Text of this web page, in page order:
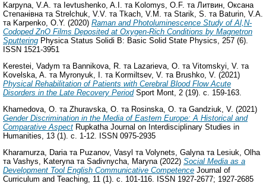
Karpyna, V.A. та Ievtushenko, A.I. та Kolomys, O.F. та Литвин, Оксана
Степанівната Strelchuk, V.V. та Tkach, V.M. та Starik, S. та Baturin, V.A.
та Karpenko, O.Y. (2020) Raman and Photoluminescence Study of Al,N‐
Codoped ZnO Films Deposited at Oxygen‐Rich Conditions by Magnetron
Sputtering Physica Status Solidi B: Basic Solid State Physics, 257 (6).
ISSN 1521-3951
Kerestei, Vadym та Bannikova, R. та Lazarieva, O. та Vitomskyi, V. та
Kovelska, A. та Myronyuk, I. та Kormiltsev, V. та Brushko, V. (2021)
Physical Rehabilitation of Patients with Cerebral Blood Flow Acute
Disorders in the Late Recovery PeriodSport Mont, 2 (19). с. 159-163.
Khamedova, O. та Zhuravska, O. та Rosinska, O. та Gandziuk, V. (2021)
Gender Discrimination in the Media of Eastern Europe: A Historical and
Comparative Aspect Rupkatha Journal on Interdisciplinary Studies in
Humanities, 13 (1). с. 1-12. ISSN 0975-2935
Kharamurza, Daria та Puzanov, Vasyl та Volynets, Galyna та Lesiuk, Olha
та Vashys, Kateryna та Sadivnycha, Maryna (2022) Social Media as a
Development Tool English Communicative Competence Journal of
Curriculum and Teaching, 11 (1). с. 101-116. ISSN 1927-2677; 1927-2685